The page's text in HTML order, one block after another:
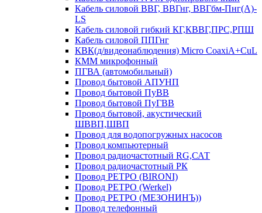
Кабель силовой ВВГ, ВВГнг, ВВГбм-Пнг(А)-
LS
Кабель силовой гибкий КГ,КВВГ,ПРС,РПШ
Кабель силовой ППГнг
КВК(д/видеонаблюдения) Micro CoaxiA+CuL
КММ микрофонный
ПГВА (автомобильный)
Провод бытовой АПУНП
Провод бытовой ПуВВ
Провод бытовой ПуГВВ
Провод бытовой, акустический
ШВВП,ШВП
Провод для водопогружных насосов
Провод компьютерный
Провод радиочастотный RG,САТ
Провод радиочастотный РК
Провод РЕТРО (BIRONI)
Провод РЕТРО (Werkel)
Провод РЕТРО (МЕЗОНИНЪ))
Провод телефонный